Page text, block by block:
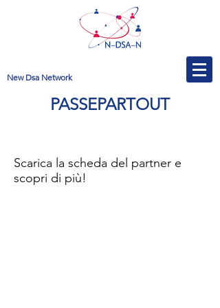
New Dsa Network
PASSEPARTOUT
Scarica la scheda del partner e
scopri di più!